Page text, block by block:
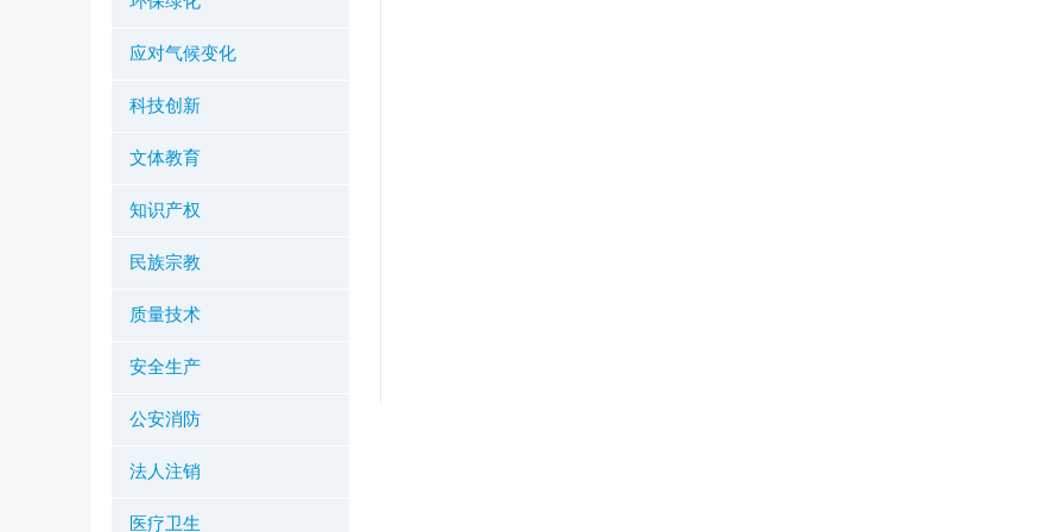
应对气候变化
科技创新
文体教育
知识产权
民族宗教
质量技术
安全生产
公安消防
法人注销
医疗卫生